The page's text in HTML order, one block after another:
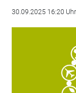
30.09.2025 16:20